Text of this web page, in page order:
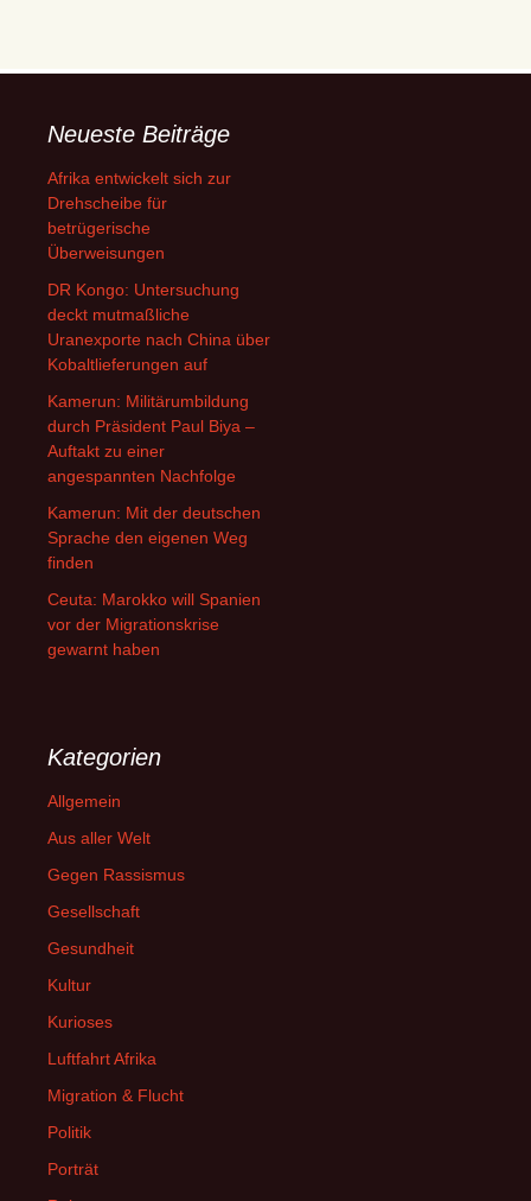
Neueste Beiträge
Afrika entwickelt sich zur
Drehscheibe für
betrügerische
Überweisungen
DR Kongo: Untersuchung
deckt mutmaßliche
Uranexporte nach China über
Kobaltlieferungen auf
Kamerun: Militärumbildung
durch Präsident Paul Biya –
Auftakt zu einer
angespannten Nachfolge
Kamerun: Mit der deutschen
Sprache den eigenen Weg
finden
Ceuta: Marokko will Spanien
vor der Migrationskrise
gewarnt haben
Kategorien
Allgemein
Aus aller Welt
Gegen Rassismus
Gesellschaft
Gesundheit
Kultur
Kurioses
Luftfahrt Afrika
Migration & Flucht
Politik
Porträt